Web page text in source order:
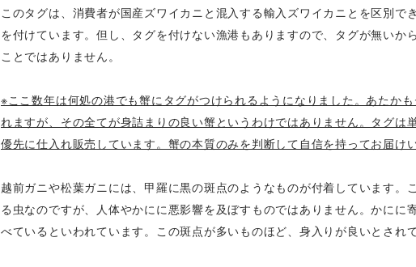
このタグは、消費者が国産ズワイカニと混入する輸入ズワイカニとを区別で
を付けています。但し、タグを付けない漁港もありますので、タグが無いか
ことではありません。
※ここ数年は何処の港でも蟹にタグがつけられるようになりました。あたか
れますが、その全てが身詰まりの良い蟹というわけではありません。タグは
優先に仕入れ販売しています。蟹の本質のみを判断して自信を持ってお届けい
越前ガニや松葉ガニには、甲羅に黒の斑点のようなものが付着しています。
る虫なのですが、人体やかにに悪影響を及ぼすものではありません。かにに
べているといわれています。この斑点が多いものほど、身入りが良いとされ